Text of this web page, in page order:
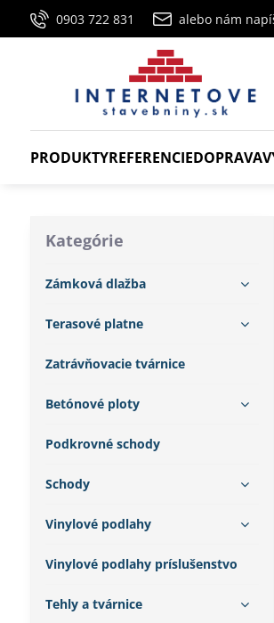
0903 722 831 alebo nám
PRODUKTYREFERENCIEDOPRAVA
Kategórie
Zámková dlažba
Terasové platne
Zatrávňovacie tvárnice
Betónové ploty
Podkrovné schody
Schody
Vinylové podlahy
Vinylové podlahy príslušenstvo
Tehly a tvárnice